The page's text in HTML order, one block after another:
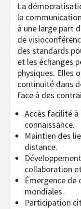
La
la
à une large part
de
des standards
et les échanges
physiques. Elles
continuité dans
face à des
Accès facilité
connaissance.
Maintien des
distance.
collaboration
Émergence
mondiales.
Participation